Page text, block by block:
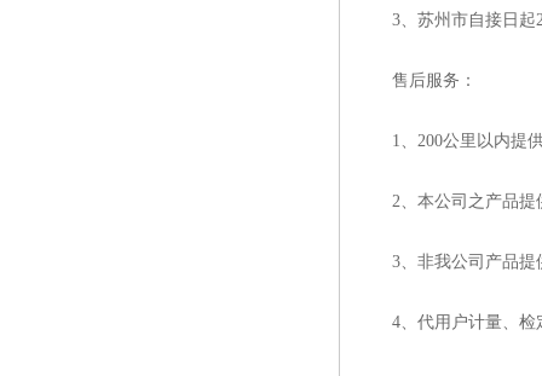
3、苏州市自接日起2
售后服务：
1、200公里以内提供
2、本公司之产品提
3、非我公司产品提
4、代用户计量、检